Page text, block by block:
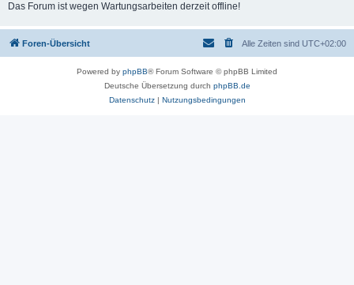
Das Forum ist wegen Wartungsarbeiten derzeit offline!
Foren-Übersicht Alle Zeiten sind UTC+02:00
Powered by phpBB® Forum Software © phpBB Limited
Deutsche Übersetzung durch phpBB.de
Datenschutz| Nutzungsbedingungen